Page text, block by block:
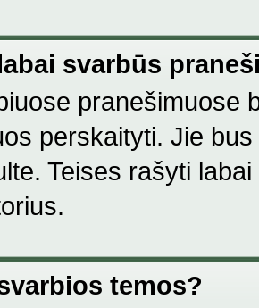
svarbūs
pranešimuose
perskaityti. Jie
Teises rašyti
temos?